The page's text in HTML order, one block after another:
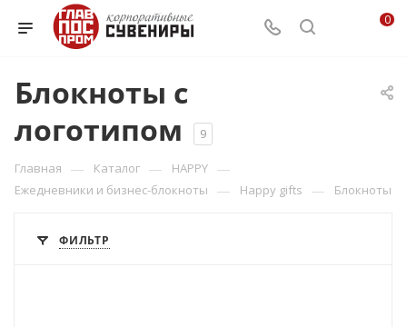
0
Блокноты с
логотипом
9
Главная — Каталог — HAPPY —
Ежедневники и бизнес-блокноты — Happy gifts — Блокноты
ФИЛЬТР